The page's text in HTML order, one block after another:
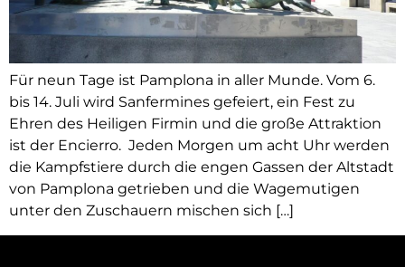
Für neun Tage ist Pamplona in aller Munde. Vom 6.
bis 14. Juli wird Sanfermines gefeiert, ein Fest zu
Ehren des Heiligen Firmin und die große Attraktion
ist der Encierro. Jeden Morgen um acht Uhr werden
die Kampfstiere durch die engen Gassen der Altstadt
von Pamplona getrieben und die Wagemutigen
unter den Zuschauern mischen sich […]